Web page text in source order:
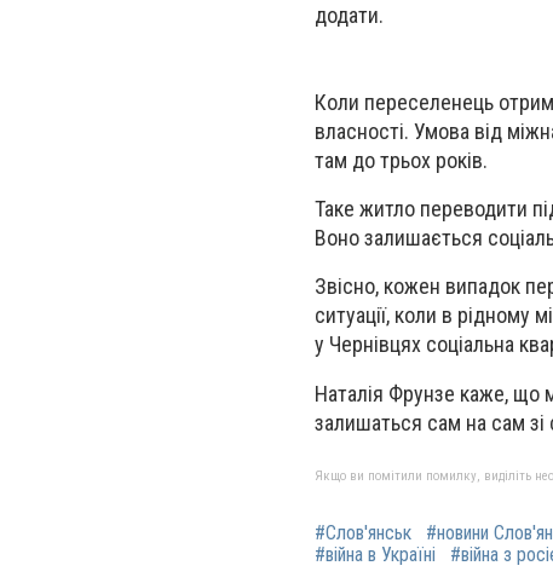
додати.
Коли переселенець
власності. Умова від
там до трьох років.
Таке житло переводити
Воно залишається
Звісно, кожен випадок
ситуації, коли в рідному
у Чернівцях соціальна
Наталія Фрунзе каже, що
залишаться сам на сам зі
Якщо ви помітили помилку, виділіть
#Слов'янськ #новини
#війна в Україні
#війна з